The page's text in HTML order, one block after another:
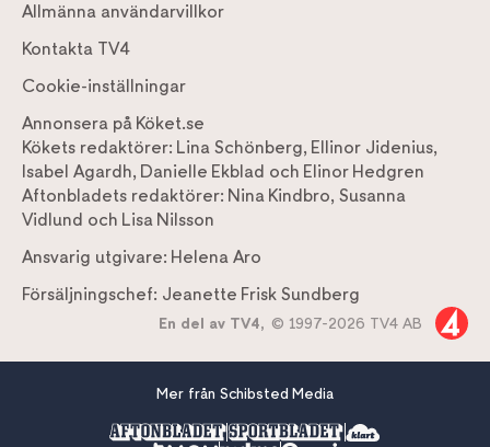
Allmänna användarvillkor
Kontakta TV4
Cookie-inställningar
Annonsera på Köket.se
Kökets redaktörer: Lina Schönberg, Ellinor Jidenius,
Isabel Agardh, Danielle Ekblad och Elinor Hedgren
Aftonbladets redaktörer: Nina Kindbro, Susanna
Vidlund och Lisa Nilsson
Ansvarig utgivare: Helena Aro
Försäljningschef: Jeanette Frisk Sundberg
En del av TV4, © 1997-2026 TV4 AB
Mer från Schibsted Media